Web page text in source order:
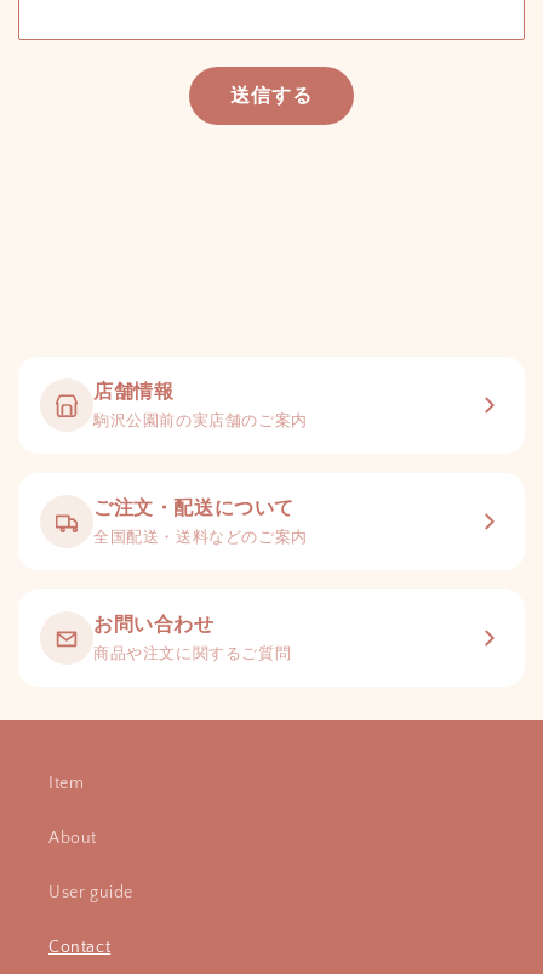
送信する
店舗情報
駒沢公園前の実店舗のご案内
ご注文・配送について
全国配送・送料などのご案内
お問い合わせ
商品や注文に関するご質問
Item
About
User guide
Contact